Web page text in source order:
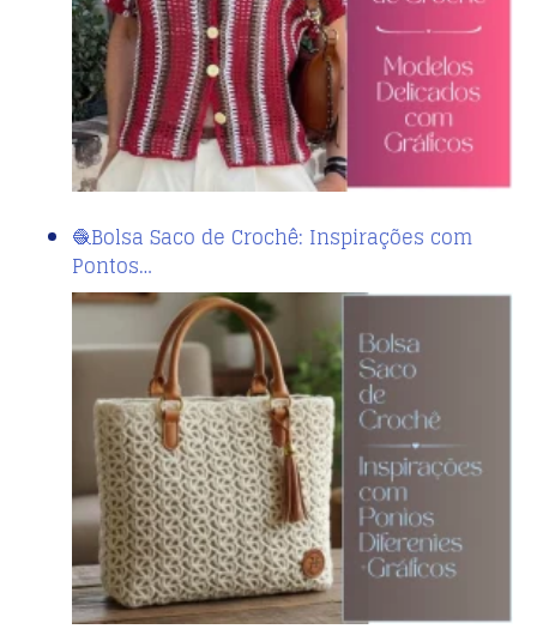
🧶Bolsa Saco de Crochê: Inspirações com
Pontos…